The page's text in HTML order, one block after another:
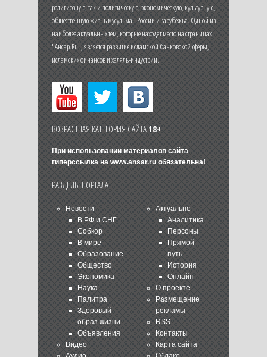
религиозную, так и политическую, экономическую, культурную,
общественную жизнь мусульман России и зарубежья. Одной из
наиболее актуальных тем, которые находят место на страницах
"Ансар.Ru", является развитие исламской банковской сферы,
исламских финансов и халяль-индустрии.
ВОЗРАСТНАЯ КАТЕГОРИЯ САЙТА18+
При использовании материалов сайта
гиперссылка на www.ansar.ruобязательна!
РАЗДЕЛЫ ПОРТАЛА
Новости
В РФ и СНГ
Собкор
В мире
Образование
Общество
Экономика
Наука
Палитра
Здоровый
образ жизни
Объявления
Видео
Актуально
Аналитика
Персоны
Прямой
путь
История
Онлайн
О проекте
Размещение
рекламы
RSS
Контакты
Карта сайта